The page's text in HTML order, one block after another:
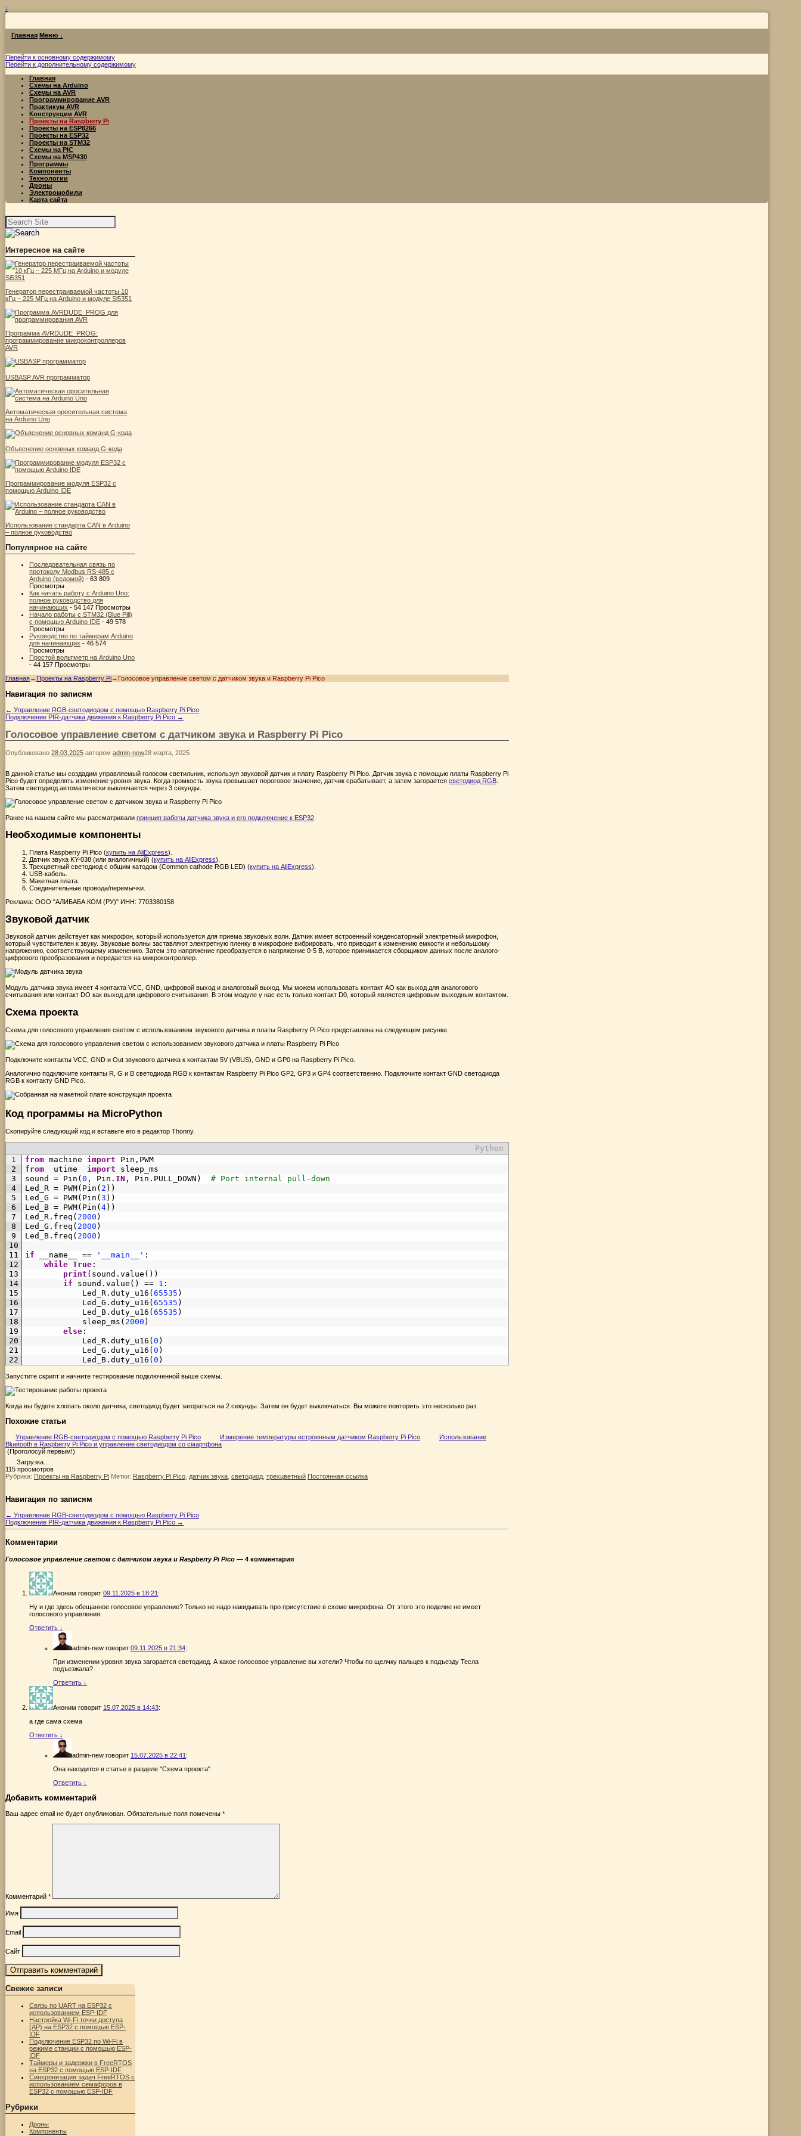
↓
Главная Меню ↓
Перейти к основному содержимому
Перейти к дополнительному содержимому
Главная
Схемы на Arduino
Схемы на AVR
Программирование AVR
Практикум AVR
Конструкции AVR
Проекты на Raspberry Pi
Проекты на ESP8266
Проекты на ESP32
Проекты на STM32
Схемы на PIC
Схемы на MSP430
Программы
Компоненты
Технологии
Дроны
Электромобили
Карта сайта
Найти:
Интересное на сайте
Генератор перестраиваемой частоты 10
кГц – 225 МГц на Arduino и модуле Si5351
Программа AVRDUDE_PROG:
программирование микроконтроллеров
AVR
USBASP AVR программатор
Автоматическая оросительная система
на Arduino Uno
Объяснение основных команд G-кода
Программирование модуля ESP32 с
помощью Arduino IDE
Использование стандарта CAN в Arduino
– полное руководство
Популярное на сайте
Последовательная связь по
протоколу Modbus RS-485 с
Arduino (ведомой) - 63 809
Просмотры
Как начать работу с Arduino Uno:
полное руководство для
начинающих - 54 147 Просмотры
Начало работы с STM32 (Blue Pill)
с помощью Arduino IDE - 49 578
Просмотры
Руководство по таймерам Arduino
для начинающих - 46 574
Просмотры
Простой вольтметр на Arduino Uno
- 44 157 Просмотры
Главная→ Проекты на Raspberry Pi→ Голосовое управление светом с датчиком звука и Raspberry Pi Pico
Навигация по записям
← Управление RGB-светодиодом с помощью Raspberry Pi Pico
Подключение PIR-датчика движения к Raspberry Pi Pico →
Голосовое управление светом с датчиком звука и Raspberry Pi Pico
Опубликовано 28.03.2025 автором admin-new28 марта, 2025
В данной статье мы создадим управляемый голосом светильник, используя звуковой датчик и плату Raspberry Pi Pico. Датчик звука с помощью платы Raspberry Pi
Pico будет определять изменение уровня звука. Когда громкость звука превышает пороговое значение, датчик срабатывает, а затем загорается светодиод RGB
Затем светодиод автоматически выключается через 3 секунды.
Ранее на нашем сайте мы рассматривали принцип работы датчика звука и его подключение к ESP32
Необходимые компоненты
Плата Raspberry Pi Pico (купить на AliExpress).
Датчик звука KY-038 (или аналогичный) (купить на AliExpress).
Трехцветный светодиод с общим катодом (Common cathode RGB LED) (купить на AliExpress).
USB-кабель.
Макетная плата.
Соединительные провода/перемычки.
Реклама: ООО "АЛИБАБА.КОМ (РУ)" ИНН: 7703380158
Звуковой датчик
Звуковой датчик действует как микрофон, который используется для приема звуковых волн. Датчик имеет встроенный конденсаторный электретный микрофон,
который чувствителен к звуку. Звуковые волны заставляют электретную пленку в микрофоне вибрировать, что приводит к изменению емкости и небольшому
напряжению, соответствующему изменению. Затем это напряжение преобразуется в напряжение 0-5 В, которое принимается сборщиком данных после аналого-
цифрового преобразования и передается на микроконтроллер.
Модуль датчика звука имеет 4 контакта VCC, GND, цифровой выход и аналоговый выход. Мы можем использовать контакт AO как выход для аналогового
считывания или контакт DO как выход для цифрового считывания. В этом модуле у нас есть только контакт D0, который является цифровым выходным контактом.
Схема проекта
Схема для голосового управления светом с использованием звукового датчика и платы Raspberry Pi Pico представлена ​​на следующем рисунке.
Подключите контакты VCC, GND и Out звукового датчика к контактам 5V (VBUS), GND и GP0 на Raspberry Pi Pico.
Аналогично подключите контакты R, G и B светодиода RGB к контактам Raspberry Pi Pico GP2, GP3 и GP4 соответственно. Подключите контакт GND светодиода
RGB к контакту GND Pico.
Код программы на MicroPython
Скопируйте следующий код и вставьте его в редактор Thonny.
Python
1
2
3
4
5
6
7
8
9
10
11
12
13
14
15
16
17
18
19
20
21
22
from machine import Pin , PWM
from
utime import
sleep_ms
sound
= Pin (0 , Pin . IN , Pin . PULL_DOWN )
# Port internal pull-down
Led_R = PWM( Pin ( 2 ) )
Led_G = PWM( Pin (3 ) )
Led_B = PWM( Pin (4) )
Led_R . freq ( 2000 )
Led_G . freq ( 2000 )
Led_B . freq ( 2000 )
if __name__ == '__main__' :
while True :
print ( sound . value ( ) )
if
sound . value ( ) == 1 :
Led_R . duty_u16 (65535 )
Led_G . duty_u16 (65535 )
Led_B . duty_u16 (65535 )
sleep_ms ( 2000 )
else :
Led_R . duty_u16 (0 )
Led_G . duty_u16 (0 )
Led_B . duty_u16 (0 )
Запустите скрипт и начните тестирование подключенной выше схемы.
Когда вы будете хлопать около датчика, светодиод будет загораться на 2 секунды. Затем он будет выключаться. Вы можете повторить это несколько раз.
Похожие статьи
Управление RGB-светодиодом с помощью Raspberry Pi Pico Измерение температуры встроенным датчиком Raspberry Pi Pico
Использование
Bluetooth в Raspberry Pi Pico и управление светодиодом со смартфона
(Проголосуй первым!)
Загрузка...
115 просмотров
Рубрика: Проекты на Raspberry Pi Метки: Raspberry Pi Pico датчик звука светодиод трехцветный Постоянная ссылка
Навигация по записям
← Управление RGB-светодиодом с помощью Raspberry Pi Pico
Подключение PIR-датчика движения к Raspberry Pi Pico →
Комментарии
Голосовое управление светом с датчиком звука и Raspberry Pi Pico — 4 комментария
Аноним говорит 09.11.2025 в 18:21 :
Ну и где здесь обещанное голосовое управление? Только не надо накидывать про присутствие в схеме микрофона. От этого это поделие не имеет
голосового управления.
Ответить ↓
admin-new говорит 09.11.2025 в 21:34:
При изменении уровня звука загорается светодиод. А какое голосовое управление вы хотели? Чтобы по щелчку пальцев к подъезду Тесла
подъезжала?
Ответить ↓
Аноним говорит 15.07.2025 в 14:43:
а где сама схема
Ответить ↓
admin-new говорит 15.07.2025 в 22:41 :
Она находится в статье в разделе "Схема проекта"
Ответить ↓
Добавить комментарий
Ваш адрес email не будет опубликован. Обязательные поля помечены *
Комментарий *
Имя
Email
Сайт
Свежие записи
Связь по UART на ESP32 с
использованием ESP-IDF
Настройка Wi-Fi точки доступа
(AP) на ESP32 с помощью ESP-
IDF
Подключение ESP32 по Wi-Fi в
режиме станции с помощью ESP-
IDF
Таймеры и задержки в FreeRTOS
на ESP32 с помощью ESP-IDF
Синхронизация задач FreeRTOS с
использованием семафоров в
ESP32 с помощью ESP-IDF
Рубрики
Дроны
Компоненты